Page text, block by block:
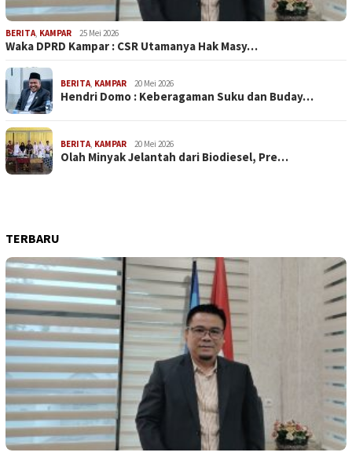
BERITA, KAMPAR 25 Mei 2026
Waka DPRD Kampar : CSR Utamanya Hak Masy…
BERITA, KAMPAR 20 Mei 2026
Hendri Domo : Keberagaman Suku dan Buday…
BERITA, KAMPAR 20 Mei 2026
Olah Minyak Jelantah dari Biodiesel, Pre…
TERBARU